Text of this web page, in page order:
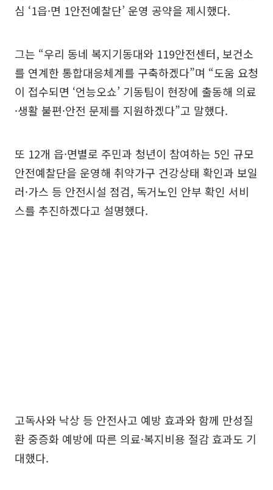
심 ‘1읍·면 1안전예찰단’ 운영 공약을 제시했다.
그는 “우리 동네 복지기동대와 119안전센터, 보건소
를 연계한 통합대응체계를 구축하겠다”며 “도움 요청
이 접수되면 ‘언능오쇼’ 기동팀이 현장에 출동해 의료
·생활 불편·안전 문제를 지원하겠다”고 말했다.
또 12개 읍·면별로 주민과 청년이 참여하는 5인 규모
안전예찰단을 운영해 취약가구 건강상태 확인과 보일
러·가스 등 안전시설 점검, 독거노인 안부 확인 서비
스를 추진하겠다고 설명했다.
고독사와 낙상 등 안전사고 예방 효과와 함께 만성질
환 중증화 예방에 따른 의료·복지비용 절감 효과도 기
대했다.